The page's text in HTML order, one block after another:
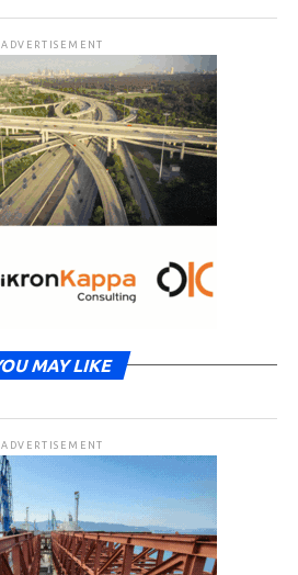
ADVERTISEMENT
MAY LIKE
ADVERTISEMENT